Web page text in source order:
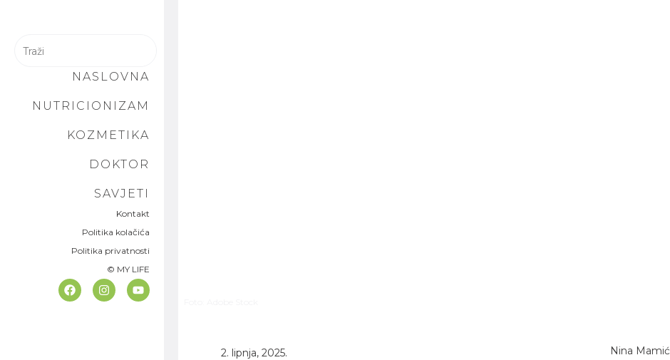
NASLOVNA
NUTRICIONIZAM
KOZMETIKA
DOKTOR
SAVJETI
Kontakt
Politika kolačića
Politika privatnosti
© MY LIFE
2. lipnja, 2025. Nina Mamić